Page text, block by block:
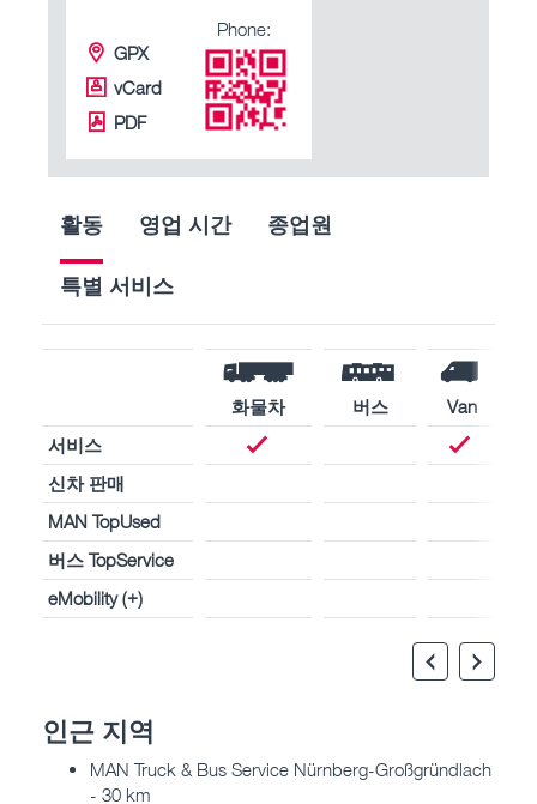
GPX
vCard
PDF
Phone:
활동 영업 시간 종업원
특별 서비스
화물차 버스
Van
서비스
신차 판매
MAN TopUsed
버스 TopService
eMobility (+)
인근 지역
MAN Truck & Bus Service Nürnberg-Großgründlach
- 30 km